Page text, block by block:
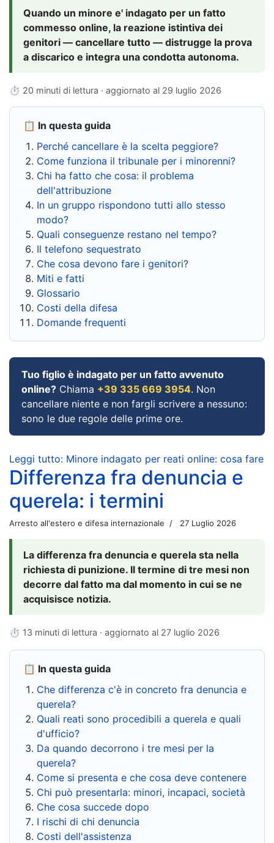
Quando un minore e' indagato per un fatto
commesso online, la reazione istintiva dei
genitori — cancellare tutto — distrugge la prova
a discarico e integra una condotta autonoma.
⏱ 20 minuti di lettura · aggiornato al 29 luglio 2026
📋 In questa guida
Perché cancellare è la scelta peggiore?
Come funziona il tribunale per i minorenni?
Chi ha fatto che cosa: il problema
dell'attribuzione
In un gruppo rispondono tutti allo stesso
modo?
Quali conseguenze restano nel tempo?
Il telefono sequestrato
Che cosa devono fare i genitori?
Miti e fatti
Glossario
Costi della difesa
Domande frequenti
Tuo figlio è indagato per un fatto avvenuto
online? Chiama +39 335 669 3954. Non
cancellare niente e non fargli scrivere a nessuno:
sono le due regole delle prime ore.
Leggi tutto: Minore indagato per reati online: cosa fare
Differenza fra denuncia e
querela: i termini
Arresto all'estero e difesa internazionale 27 Luglio 2026
La differenza fra denuncia e querela sta nella
richiesta di punizione. Il termine di tre mesi non
decorre dal fatto ma dal momento in cui se ne
acquisisce notizia.
⏱ 13 minuti di lettura · aggiornato al 27 luglio 2026
📋 In questa guida
Che differenza c'è in concreto fra denuncia e
querela?
Quali reati sono procedibili a querela e quali
d'ufficio?
Da quando decorrono i tre mesi per la
querela?
Come si presenta e che cosa deve contenere
Chi può presentarla: minori, incapaci, società
Che cosa succede dopo
I rischi di chi denuncia
Costi dell'assistenza